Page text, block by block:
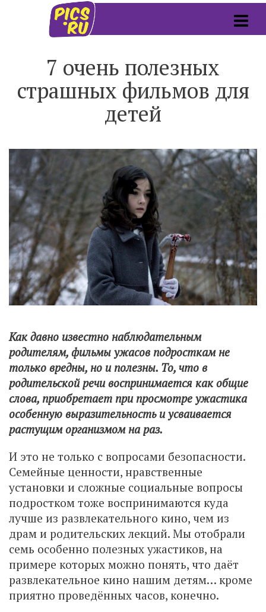
7 очень полезных
страшных фильмов для
детей
Как давно известно наблюдательным
родителям, фильмы ужасов подросткам не
только вредны, но и полезны. То, что в
родительской речи воспринимается как общие
слова, приобретает при просмотре ужастика
особенную выразительность и усваивается
растущим организмом на раз.
И это не только с вопросами безопасности.
Семейные ценности, нравственные
установки и сложные социальные вопросы
подростком тоже воспринимаются куда
лучше из развлекательного кино, чем из
драм и родительских лекций. Мы отобрали
семь особенно полезных ужастиков, на
примере которых можно понять, что даёт
развлекательное кино нашим детям… кроме
приятно проведённых часов, конечно.